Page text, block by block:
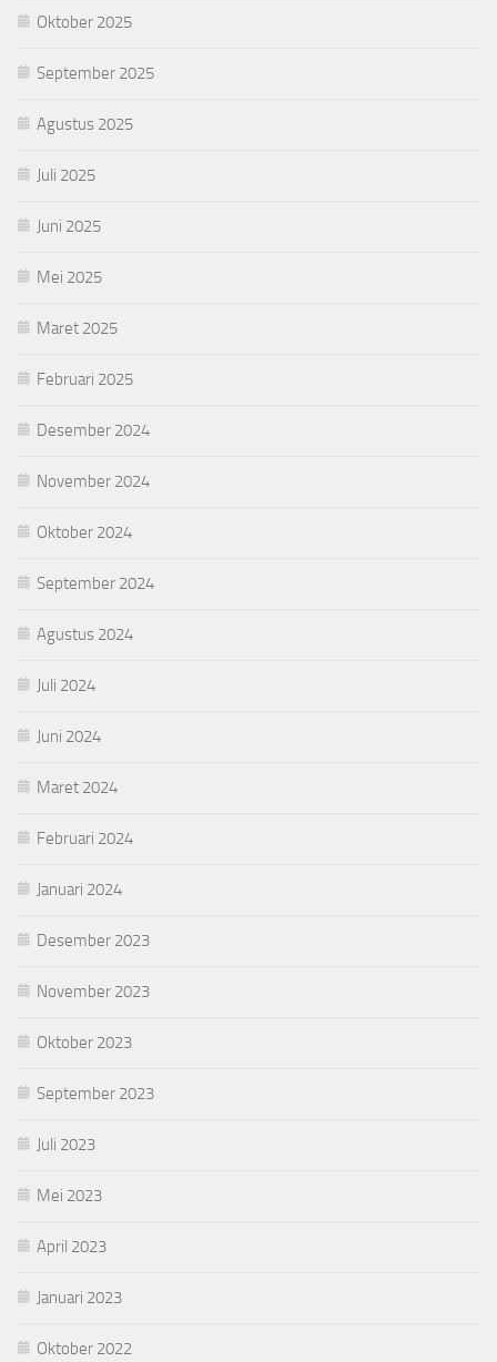
Oktober 2025
September 2025
Agustus 2025
Juli 2025
Juni 2025
Mei 2025
Maret 2025
Februari 2025
Desember 2024
November 2024
Oktober 2024
September 2024
Agustus 2024
Juli 2024
Juni 2024
Maret 2024
Februari 2024
Januari 2024
Desember 2023
November 2023
Oktober 2023
September 2023
Juli 2023
Mei 2023
April 2023
Januari 2023
Oktober 2022